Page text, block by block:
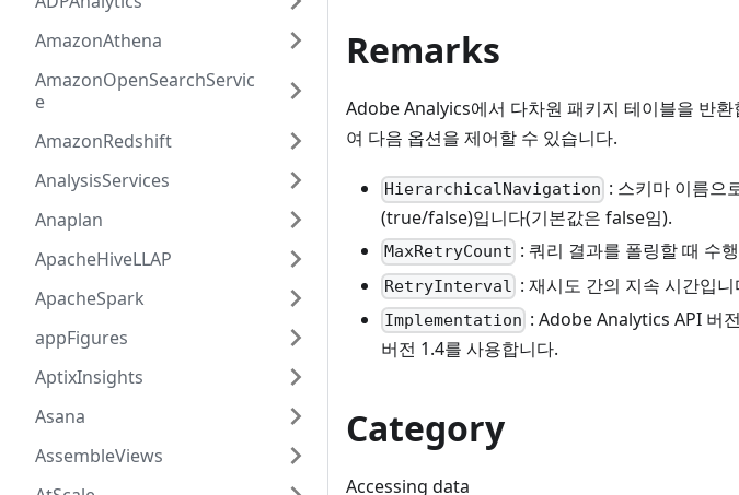
AmazonAthena
AmazonOpenSearchServic
e
AmazonRedshift
AnalysisServices
Anaplan
ApacheHiveLLAP
ApacheSpark
appFigures
AptixInsights
Asana
AssembleViews
Remarks
Adobe Analyics에서 다차원 패키지 테이블을 반
여 다음 옵션을 제어할 수 있습니다.
HierarchicalNavigation : 스키마 이름으
(true/false)입니다(기본값은 false임).
MaxRetryCount : 쿼리 결과를 폴링할 때 수
RetryInterval : 재시도 간의 지속 시간입
Implementation : Adobe Analytics API 버
버전 1.4를 사용합니다.
Category
Accessing data